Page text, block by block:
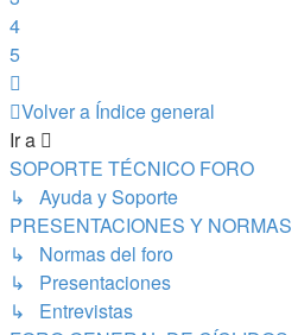
4
5
Volver a Índice general
Ir a
SOPORTE TÉCNICO FORO
↳ Ayuda y Soporte
PRESENTACIONES Y NORMAS
↳ Normas del foro
↳ Presentaciones
↳ Entrevistas